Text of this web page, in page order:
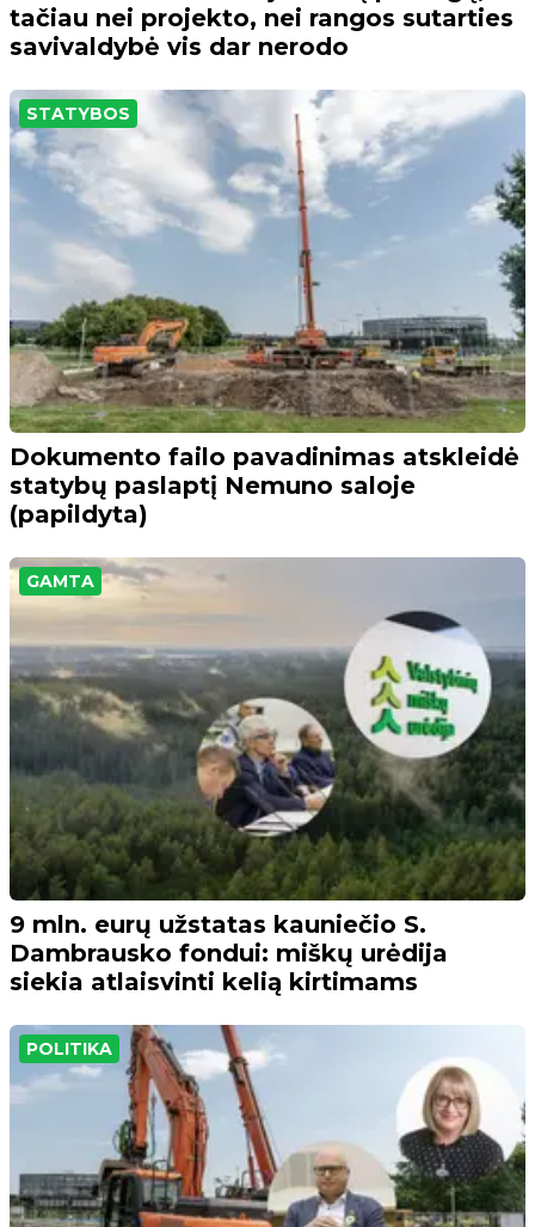
tačiau nei projekto, nei rangos sutarties
savivaldybė vis dar nerodo
STATYBOS
Dokumento failo pavadinimas atskleidė
statybų paslaptį Nemuno saloje
(papildyta)
GAMTA
9 mln. eurų užstatas kauniečio S.
Dambrausko fondui: miškų urėdija
siekia atlaisvinti kelią kirtimams
POLITIKA